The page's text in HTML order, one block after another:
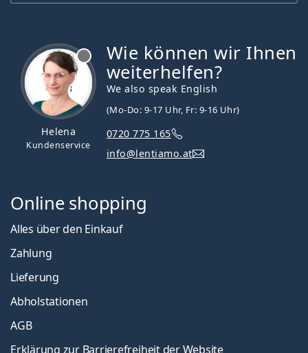
Helena
Kundenservice
Wie können wir Ihnen
weiterhelfen?
We also speak English
(Mo-Do: 9-17 Uhr, Fr: 9-16 Uhr)
0720 775 165
info@lentiamo.at
Online shopping
Alles über den Einkauf
Zahlung
Lieferung
Abholstationen
AGB
Erklärung zur Barrierefreiheit der Website